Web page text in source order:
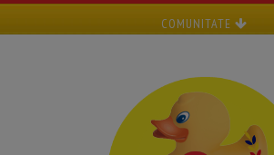
COMUNITATE